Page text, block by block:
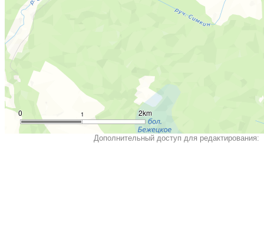
1
0 2km
Дополнительный доступ для редактирования: